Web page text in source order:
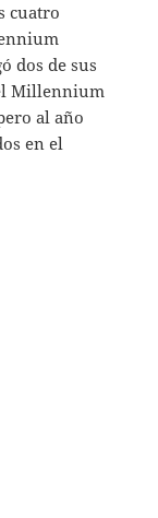
cuatro
dos de sus
Millennium
al año
en el